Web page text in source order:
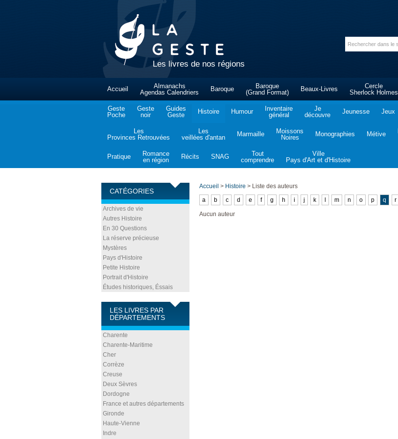
Les livres de nos régions
Accueil
Almanachs
Agendas Calendriers
Baroque
Baroque
(Grand Format)
Beaux-Livres
Cercle
Sherlock Holmes
Geste
Poche
Geste
noir
Guides
Geste
Histoire Humour
Inventaire
général
Je
découvre
Jeunesse Jeux
Les
Provinces Retrouvées
Les
veillées d'antan
Marmaille
Moissons
Noires
Monographies Métive
Pratique
Romance
en région
Récits SNAG
Tout
comprendre
Ville
Pays d'Art et d'Histoire
CATÉGORIES
Archives de vie
Autres Histoire
En 30 Questions
La réserve précieuse
Mystères
Pays d'Histoire
Petite Histoire
Portrait d'Histoire
Études historiques, Éssais
LES LIVRES PAR
DÉPARTEMENTS
Charente
Charente-Maritime
Cher
Corrèze
Creuse
Deux Sèvres
Dordogne
France et autres départements
Gironde
Haute-Vienne
Indre
Accueil > Histoire > Liste des auteurs
a
b c d e f g h i j k m n o p q r
Aucun auteur